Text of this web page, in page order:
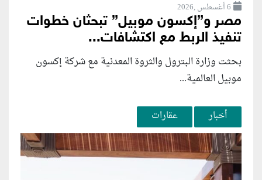
6 أغسطس ,2026
مصر و”إكسون موبيل” تبحثان خطوات
تنفيذ الربط مع اكتشافات...
بحثت وزارة البترول والثروة المعدنية مع شركة إكسون
موبيل العالمية...
أخبار عقارات